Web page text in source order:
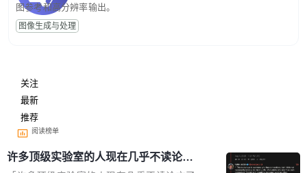
图参考和高分辨率输出。
图像生成与处理
关注
最新
推荐
阅读榜单
许多顶级实验室的人现在几乎不读论文